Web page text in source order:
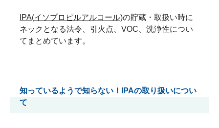
IPA(イソプロピルアルコール)の貯蔵・取扱い時に
ネックとなる法令、引火点、VOC、洗浄性につい
てまとめています。
知っているようで知らない！IPAの取り扱いについ
て